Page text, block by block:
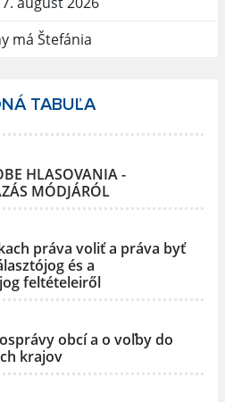
má Štefánia
TABUĽA
HLASOVANIA -
MÓDJÁRÓL
práva voliť a práva byť
és a
feltételeiről
obcí a o voľby do
krajov